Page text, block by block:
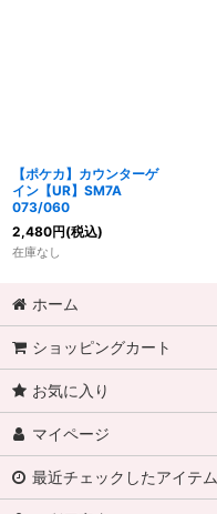
【ポケカ】カウンターゲ
イン【UR】SM7A
073/060
2,480円(税込)
在庫なし
ホーム
ショッピングカート
お気に入り
マイページ
最近チェックしたアイテム